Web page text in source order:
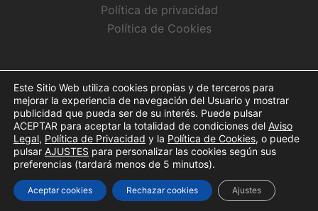
Política de privacidad
Política de Cookies
CONTACTO
info@arbitrosaeba.com
© Copyright 2017. Todos los derechos reservados
Este Sitio Web utiliza cookies propias y de terceros para
mejorar la experiencia de navegación del Usuario y mostrar
publicidad que pueda ser de su interés. Puede pulsar
ACEPTAR para aceptar la totalidad de condiciones del Aviso
Legal, Política de Privacidad y la Política de Cookies, o puede
pulsar AJUSTES para personalizar las cookies según sus
preferencias (tardará menos de 5 minutos).
Aceptar cookies Rechazar cookies Ajustes